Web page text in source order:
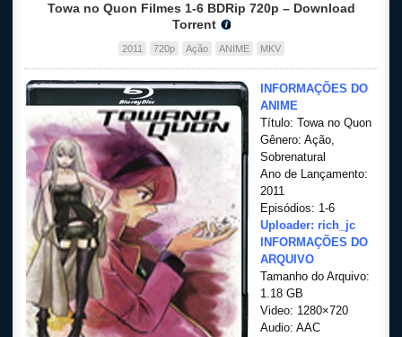
Top Séries
Filmes
Legendado
Towa no Quon Filmes 1-6 BDRip 720p – Download
Torrent
2011 720p Ação ANIME MKV
INFORMAÇÕES DO
ANIME
Título: Towa no Quon
Gênero: Ação,
Sobrenatural
Ano de Lançamento:
2011
Episódios: 1-6
Uploader: rich_jc
INFORMAÇÕES DO
ARQUIVO
Tamanho do Arquivo:
1.18 GB
Video: 1280×720
Audio: AAC